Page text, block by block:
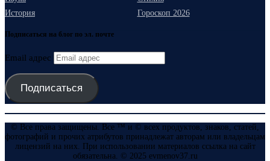
История
Гороскоп 2026
Подписаться на блог по эл. почте
Email адрес
Подписаться
© Все права защищены. Все ™ и © всех продуктов, знаков, статей,
фотографий и прочих атрибутов принадлежат авторам или владельцам
лицензий на них. При использовании материалов ссылка на сайт
обязательна. © 2025 evmenov37.ru